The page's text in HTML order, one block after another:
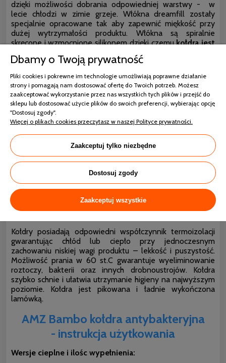
dzięki możliwości dobrania odpowiedniej warstwy - w
lecie chłodzi w zimie grzeje. Włókna dreamfill zostały
specjalnie opracowane tak aby zapewnić miękkość przy
dużej wytrzymałości produktu. Włókna są spiralnie
skręcone i wzmocnione silikonem dzięki czemukołdra jest
bardzo trwała i zachowuje swój kształt podczas
codziennego użytkowania i prania.
Kołdry posiadają odpowiedni współczynnik termoizolacji
gwarantując chłód lub ciepło przy jednoczesnym
zachowaniu niskiej wagi produktu – lekkość i puszystość.
Możliwość prania w 60 st.C gwarantuje wyeliminowanie
roztoczy, bakterii oraz innych drobnoustrojów. Kołdra
szybko schnie i ułatwia utrzymanie higieny na najwyższym
poziomie. Kołdra jest pikowana i ładnie wykończona
lamówką.
AMZ Bambo kołdra antybakteryjna
- instrukcja użytkowania
Wersje cieplne i ilośc wypełnienia:
Dbamy o Twoją prywatność
Pliki cookies i pokrewne im technologie umożliwiają poprawne działanie
strony i pomagają nam dostosować ofertę do Twoich potrzeb. Możesz
zaakceptować wykorzystanie przez nas wszystkich tych plików i przejść do
sklepu lub dostosować użycie plików do swoich preferencji, wybierając opcję
"Dostosuj zgody".
Więcej o plikach cookies przeczytasz w naszej Polityce prywatności.
Zaakceptuj tylko niezbędne
Dostosuj zgody
Zaakceptuj wszystkie